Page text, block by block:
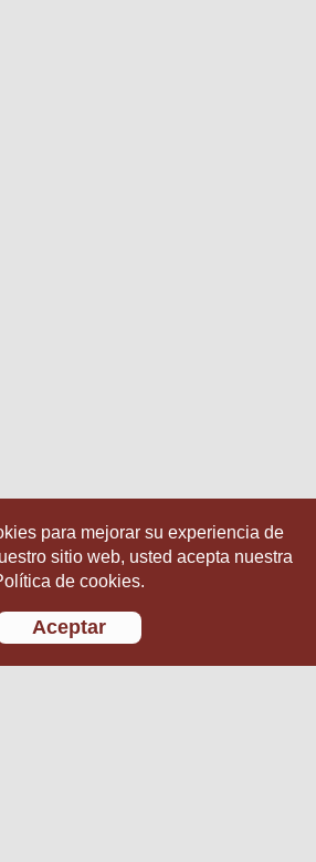
para mejorar su experiencia de
sitio web, usted acepta nuestra
de cookies.
Aceptar